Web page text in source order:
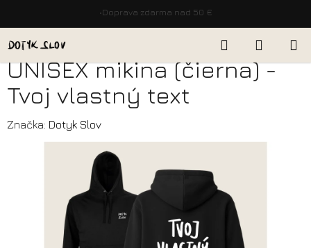
•Doprava zdarma nad 50 €
obsah
Hľadať
KOŠÍK
Domov
/ Oblečenie UNISEX mikina (čierna) - Tvoj vlastný text
UNISEX mikina (čierna) -
Tvoj vlastný text
Značka: Dotyk Slov